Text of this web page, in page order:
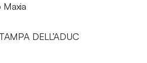
DELL’ADUC